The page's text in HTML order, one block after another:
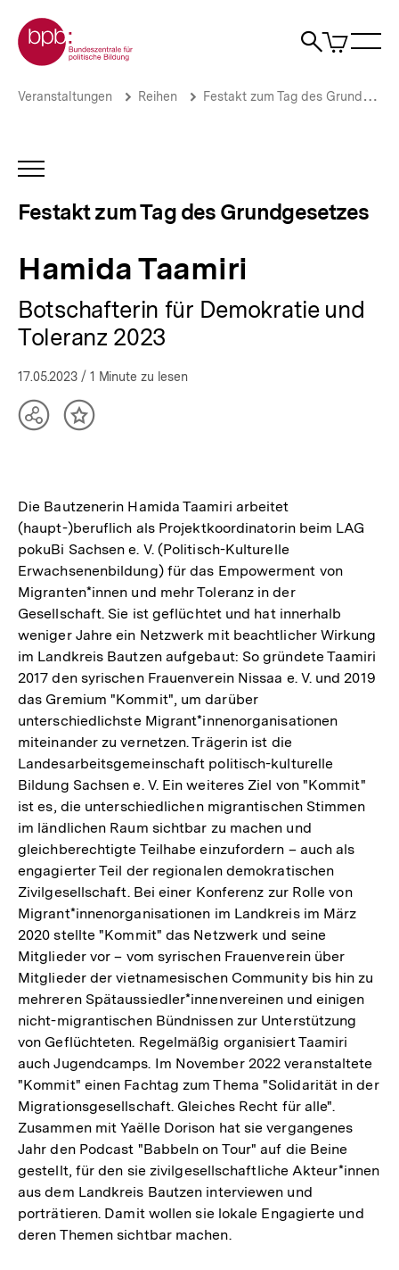
zum
Seiteninhalt
springen
Zur Startseite der bpb
Suche
Artikel
im
Hamida
zum
Tag
Grundgesetzes
Brotkrümelnavigation
Pfadnavigation
Veranstaltungen Reihen Festakt zum Tag des Grundgesetzes
INHALTSNAVIGATION
Festakt zum Tag des Grundgesetzes
Hamida Taamiri
Botschafterin für Demokratie und
Toleranz 2023
17.05.2023 / 1 Minute zu lesen
TeilenInhalt
Die Bautzenerin Hamida Taamiri arbeitet
(haupt-)beruflich als Projektkoordinatorin beim LAG
pokuBi Sachsen e. V. (Politisch-Kulturelle
Erwachsenenbildung) für das Empowerment von
Migranten*innen und mehr Toleranz in der
Gesellschaft. Sie ist geflüchtet und hat innerhalb
weniger Jahre ein Netzwerk mit beachtlicher Wirkung
im Landkreis Bautzen aufgebaut: So gründete Taamiri
2017 den syrischen Frauenverein Nissaa e. V. und 2019
das Gremium "Kommit", um darüber
unterschiedlichste Migrant*innenorganisationen
miteinander zu vernetzen. Trägerin ist die
Landesarbeitsgemeinschaft politisch-kulturelle
Bildung Sachsen e. V. Ein weiteres Ziel von "Kommit"
ist es, die unterschiedlichen migrantischen Stimmen
im ländlichen Raum sichtbar zu machen und
gleichberechtigte Teilhabe einzufordern – auch als
engagierter Teil der regionalen demokratischen
Zivilgesellschaft. Bei einer Konferenz zur Rolle von
Migrant*innenorganisationen im Landkreis im März
2020 stellte "Kommit" das Netzwerk und seine
Mitglieder vor – vom syrischen Frauenverein über
Mitglieder der vietnamesischen Community bis hin zu
mehreren Spätaussiedler*innenvereinen und einigen
nicht-migrantischen Bündnissen zur Unterstützung
von Geflüchteten. Regelmäßig organisiert Taamiri
auch Jugendcamps. Im November 2022 veranstaltete
"Kommit" einen Fachtag zum Thema "Solidarität in der
Migrationsgesellschaft. Gleiches Recht für alle".
Zusammen mit Yaëlle Dorison hat sie vergangenes
Jahr den Podcast "Babbeln on Tour" auf die Beine
gestellt, für den sie zivilgesellschaftliche Akteur*innen
aus dem Landkreis Bautzen interviewen und
porträtieren. Damit wollen sie lokale Engagierte und
deren Themen sichtbar machen.